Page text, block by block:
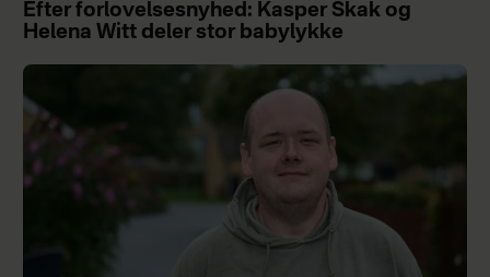
Efter forlovelsesnyhed: Kasper Skak og
Helena Witt deler stor babylykke